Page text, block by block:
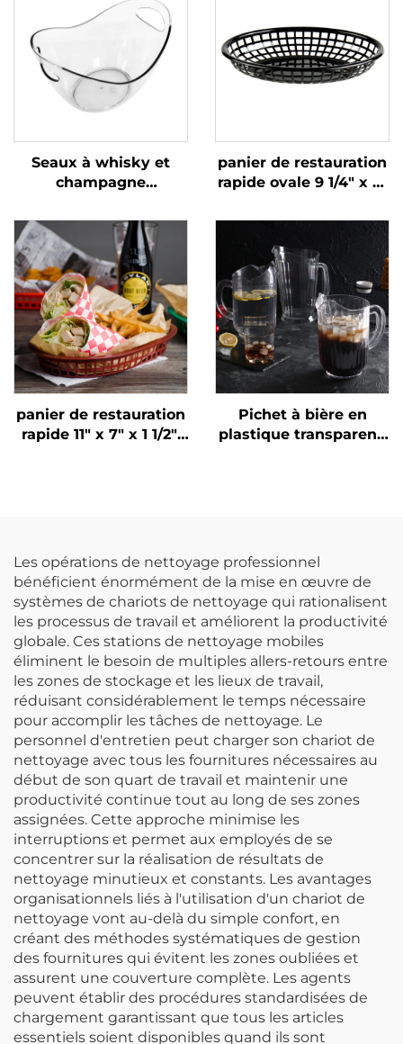
Seaux à whisky et
champagne
de fête en plein air de
discothèque seau à
glace en plastique
pour vin et bière
panier de restauration
rapide ovale 9 1/4" x 6"
noir, SE3017BK
panier de restauration
rapide 11" x 7" x 1 1/2",
Pichet à bière en
plastique transparent,
Les opérations de nettoyage professionnel
bénéficient énormément de la mise en œuvre de
systèmes de chariots de nettoyage qui rationalisent
les processus de travail et améliorent la productivité
globale. Ces stations de nettoyage mobiles
éliminent le besoin de multiples allers-retours entre
les zones de stockage et les lieux de travail,
réduisant considérablement le temps nécessaire
pour accomplir les tâches de nettoyage. Le
personnel d'entretien peut charger son chariot de
nettoyage avec tous les fournitures nécessaires au
début de son quart de travail et maintenir une
productivité continue tout au long de ses zones
assignées. Cette approche minimise les
interruptions et permet aux employés de se
concentrer sur la réalisation de résultats de
nettoyage minutieux et constants. Les avantages
organisationnels liés à l'utilisation d'un chariot de
nettoyage vont au-delà du simple confort, en
créant des méthodes systématiques de gestion
des fournitures qui évitent les zones oubliées et
assurent une couverture complète. Les agents
peuvent établir des procédures standardisées de
chargement garantissant que tous les articles
essentiels soient disponibles quand ils sont